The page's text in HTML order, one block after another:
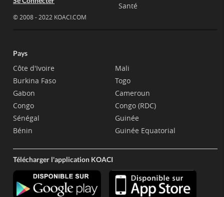
© 2008 - 2022 KOACI.COM
Santé
Pays
Côte d'Ivoire
Burkina Faso
Gabon
Congo
Sénégal
Bénin
Mali
Togo
Cameroun
Congo (RDC)
Guinée
Guinée Equatorial
Télécharger l'application KOACI